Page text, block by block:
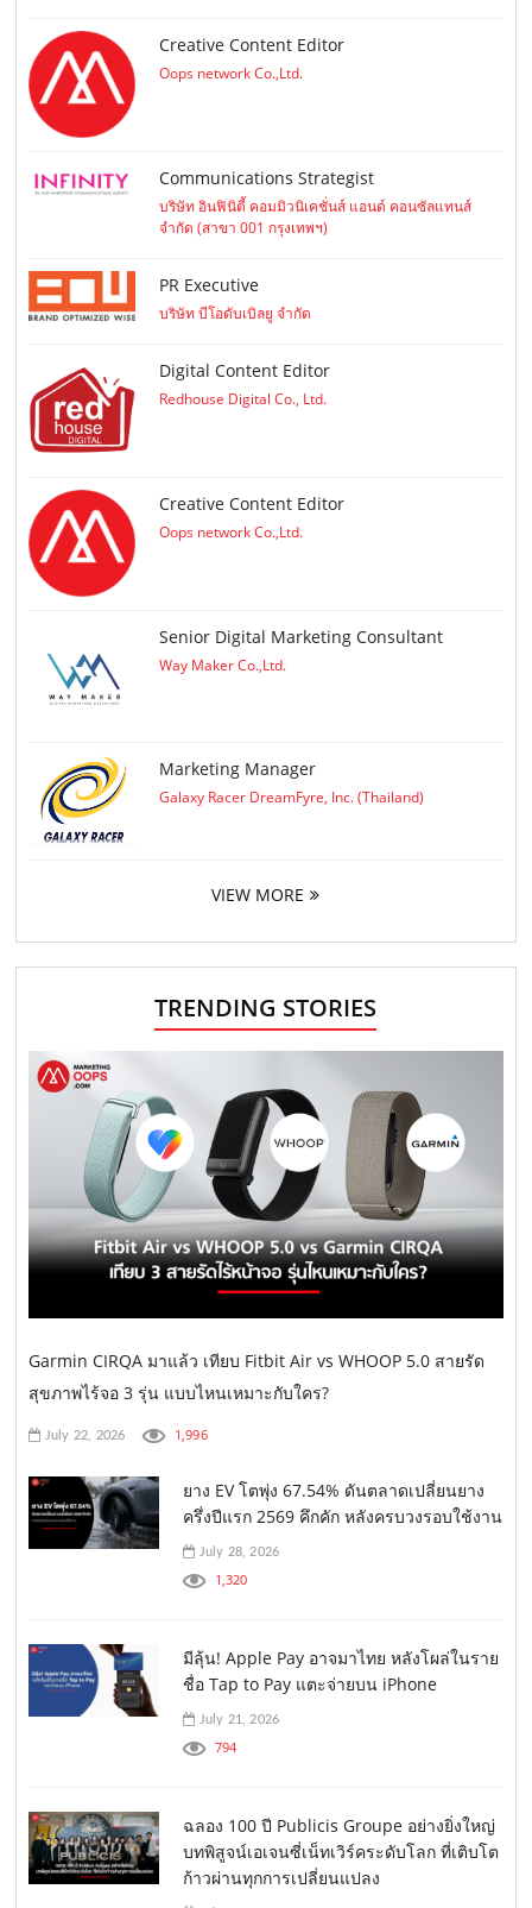
Creative Content Editor
Oops network Co.,Ltd.
Communications Strategist
บริษัท อินฟินิตี้ คอมมิวนิเคชั่นส์ แอนด์ คอนซัลแทนส์
จำกัด (สาขา 001 กรุงเทพฯ)
PR Executive
บริษัท บีโอดับเบิลยู จำกัด
Digital Content Editor
Redhouse Digital Co., Ltd.
Creative Content Editor
Oops network Co.,Ltd.
Senior Digital Marketing Consultant
Way Maker Co.,Ltd.
Marketing Manager
Galaxy Racer DreamFyre, Inc. (Thailand)
VIEW MORE
TRENDING STORIES
Garmin CIRQA มาแล้ว เทียบ Fitbit Air vs WHOOP 5.0 สายรัด
สุขภาพไร้จอ 3 รุ่น แบบไหนเหมาะกับใคร?
July 22, 2026 1,996
ยาง EV โตพุ่ง 67.54% ดันตลาดเปลี่ยนยาง
ครึ่งปีแรก 2569 คึกคัก หลังครบวงรอบใช้งาน
July 28, 2026
1,320
มีลุ้น! Apple Pay อาจมาไทย หลังโผล่ในราย
ชื่อ Tap to Pay แตะจ่ายบน iPhone
July 21, 2026
794
ฉลอง 100 ปี Publicis Groupe อย่างยิ่งใหญ่
บทพิสูจน์เอเจนซี่เน็ทเวิร์คระดับโลก ที่เติบโต
ก้าวผ่านทุกการเปลี่ยนแปลง